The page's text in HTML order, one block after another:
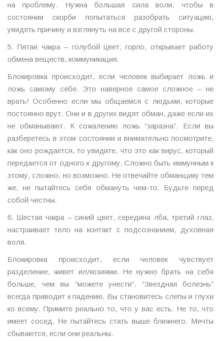
на проблему. Нужна большая сила воли, чтобы в
состоянии скорби попытаться разобрать ситуацию,
увидеть причину и взглянуть на все с другой стороны.
5. Пятая чакра – голубой цвет; горло, открывает работу
обмена веществ, коммуникация.
Блокировка происходит, если человек выбирает ложь и
ложь самому себе. Это наверное самое сложное – не
врать! Особенно если мы общаемся с людьми, которые
постоянно врут. Они и в других видят обман, даже если их
не обманывают. К сожалению ложь “заразна”. Если вы
разберетесь в этом состоянии и внимательно посмотрите,
как оно рождается, то увидите, что это как вирус, который
передается от одного к другому. Сложно быть иммунным к
этому, сложно, но возможно. Не отвечайте обманщику тем
же, не пытайтесь себя обмануть чем-то. Будьте перед
собой честны.
6. Шестая чакра – синий цвет, середина лба, третий глаз,
настраивает тело на контакт с подсознанием, духовная
воля.
Блокировка происходит, если человек чувствует
разделение, живет иллюзиями. Не нужно брать на себя
больше, чем вы “можете унести”. “Звездная болезнь”
всегда приводит к падению. Вы становитесь слепы и глухи
ко всему. Примите реально то, что у вас есть. Не то, что
имеет сосед. Не пытайтесь стать выше ближнего. Мечты
сбываются, если они реальны.